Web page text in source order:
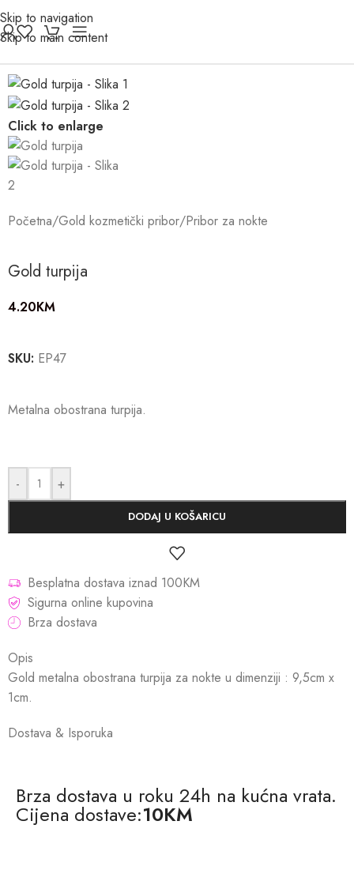
Skip to navigation
Skip to main content
Click to enlarge
Početna/Gold kozmetički pribor/Pribor za nokte
Gold turpija
4.20KM
SKU: EP47
Metalna obostrana turpija.
- +
DODAJ U KOŠARICU
Besplatna dostava iznad 100KM
Sigurna online kupovina
Brza dostava
Opis
Gold metalna obostrana turpija za nokte u dimenziji : 9,5cm x
1cm.
Dostava & Isporuka
Brza dostava u roku 24h na kućna vrata.
Cijena dostave:10KM